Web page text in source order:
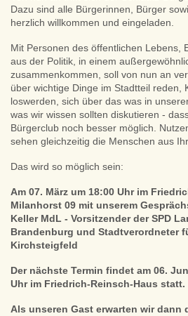
Dazu sind alle Bürgerinnen, Bürger
herzlich willkommen und eingeladen.
Mit Personen des öffentlichen Lebens,
aus der Politik, in einem
zusammenkommen, soll von nun an
über wichtige Dinge im Stadtteil reden,
loswerden, sich über das was in
was wir wissen sollten diskutieren -
Bürgerclub noch besser möglich.
sehen gleichzeitig die Menschen aus
Das wird so möglich sein:
Am 07. März um 18:00 Uhr im
Milanhorst 09 mit unserem
Keller MdL - Vorsitzender der SPD
Brandenburg und Stadtverordneter
Kirchsteigfeld
Der nächste Termin findet am 06.
Uhr im Friedrich-Reinsch-Haus statt.
Als unseren Gast erwarten wir dann